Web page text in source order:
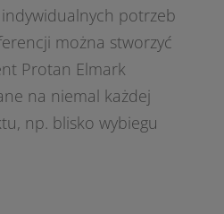
potrzeb
można stworzyć
Protan Elmark
na niemal każdej
np. blisko wybiegu